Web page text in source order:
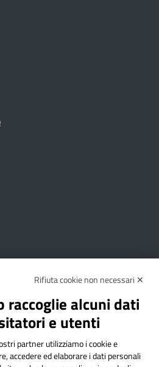
Albo onlinePrivacy Policy
Note Legali
Bricherasio (TO) | P.E.O.:
Rifiuta cookie non necessari ✕
raccoglie alcuni dati
e utenti
partner utilizziamo i cookie e
accedere ed elaborare i dati personali